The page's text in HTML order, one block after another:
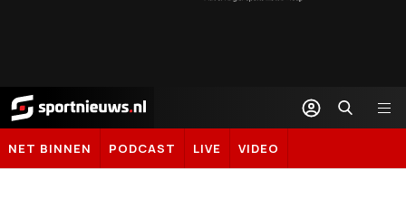
Sportnieuws.nl
NET BINNEN PODCAST LIVE VIDEO